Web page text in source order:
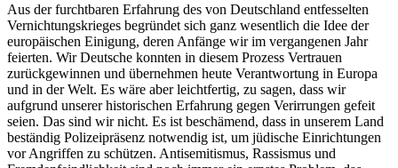
Aus der furchtbaren Erfahrung des von Deutschland entfesselten
Vernichtungskrieges begründet sich ganz wesentlich die Idee der
europäischen Einigung, deren Anfänge wir im vergangenen Jahr
feierten. Wir Deutsche konnten in diesem Prozess Vertrauen
zurückgewinnen und übernehmen heute Verantwortung in Europa
und in der Welt. Es wäre aber leichtfertig, zu sagen, dass wir
aufgrund unserer historischen Erfahrung gegen Verirrungen gefeit
seien. Das sind wir nicht. Es ist beschämend, dass in unserem Land
beständig Polizeipräsenz notwendig ist, um jüdische Einrichtungen
vor Angriffen zu schützen. Antisemitismus, Rassismus und